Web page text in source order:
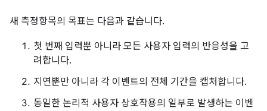
새 측정항목의 목표는 다음과 같습니다.
첫 번째 입력뿐 아니라 모든 사용자 입력의 반응성을 고
려합니다.
지연뿐만 아니라 각 이벤트의 전체 기간을 캡처합니다.
동일한 논리적 사용자 상호작용의 일부로 발생하는 이벤